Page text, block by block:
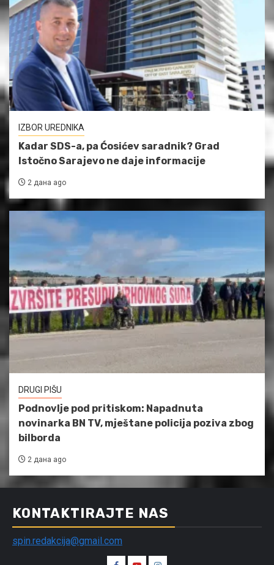
IZBOR UREDNIKA
Kadar SDS-a, pa Ćosićev saradnik? Grad
Istočno Sarajevo ne daje informacije
2 дана ago
DRUGI PIŠU
Podnovlje pod pritiskom: Napadnuta
novinarka BN TV, mještane policija poziva zbog
bilborda
2 дана ago
KONTAKTIRAJTE NAS
spin.redakcija@gmail.com